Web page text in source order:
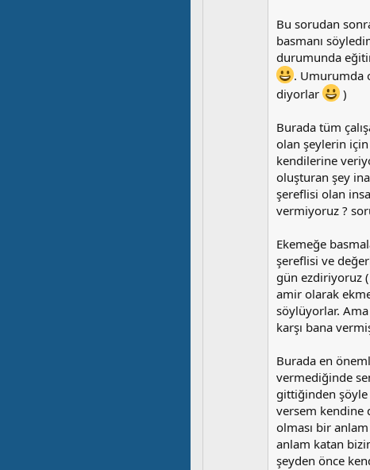
Bu sorudan
basmanı
durumunda
. Umurumda
diyorlar
)
Burada tüm
olan şeylerin
kendilerine
oluşturan şey
şereflisi olan
vermiyoruz ?
Ekemeğe
şereflisi ve
gün ezdiriyoruz
amir olarak
söylüyorlar.
karşı bana
Burada en
vermediğinde
gittiğinden şöyle
versem kendine
olması bir
anlam katan
şeyden önce